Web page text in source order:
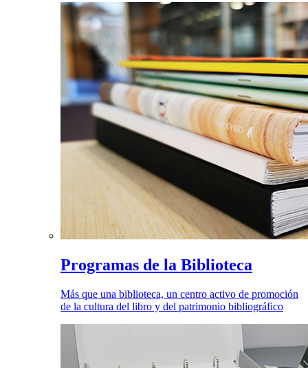
Programas de la Biblioteca
Más que una biblioteca, un centro activo de promoción
de la cultura del libro y del patrimonio bibliográfico